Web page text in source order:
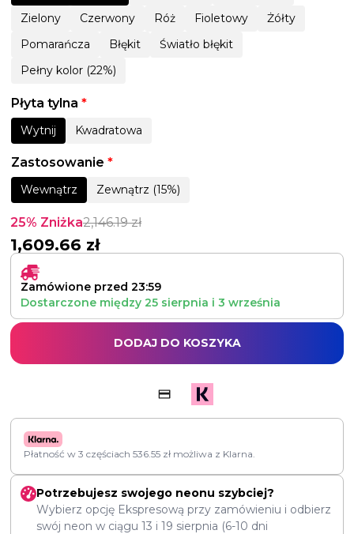
Zielony
Czerwony Róż Fioletowy
Żółty
Pomarańcza
Błękit
Światło błękit
Pełny kolor (22%)
Płyta tylna *
Wytnij Kwadratowa
Zastosowanie *
Wewnątrz Zewnątrz (15%)
25% Zniżka2,146.19zł
1,609.66 zł
Zamówione przed 23:59
Dostarczone między 25 sierpnia i 3 września
DODAJ DO KOSZYKA
Płatność w 3 częściach 536.55 zł możliwa z Klarna.
Potrzebujesz swojego neonu szybciej?
Wybierz opcję Ekspresową przy zamówieniu i odbierz
swój neon w ciągu 13 i 19 sierpnia (6-10 dni